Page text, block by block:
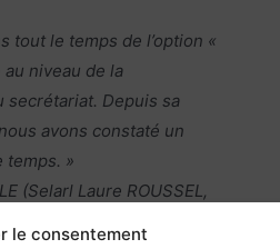
le consentement
tout le temps de l’option «
au niveau de la
secrétariat. Depuis sa
avons constaté un
temps. »
(Selarl Laure ROUSSEL,